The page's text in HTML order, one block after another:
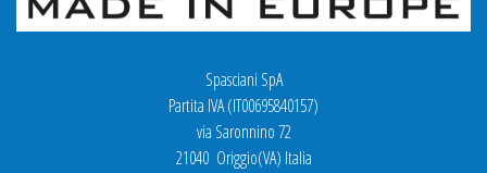
Spasciani SpA
Partita IVA (IT00695840157)
via Saronnino 72
21040 Origgio(VA) Italia